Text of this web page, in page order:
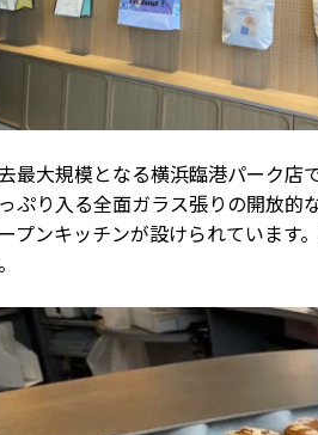
最大規模となる横浜臨港パーク店
ぷり入る全面ガラス張りの開放的
プンキッチンが設けられています